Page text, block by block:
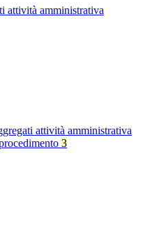
attività amministrativa
attività amministrativa
3